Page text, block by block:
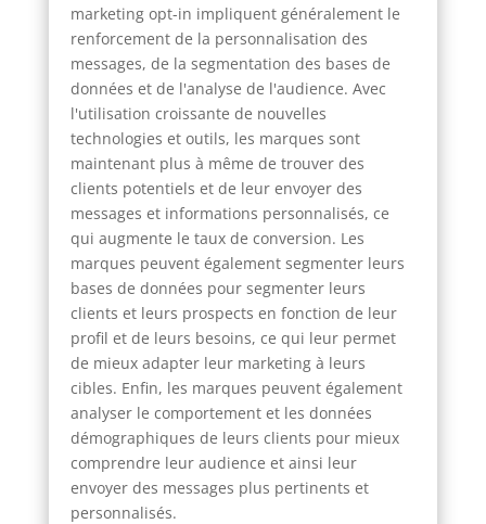
marketing opt-in impliquent généralement le
renforcement de la personnalisation des
messages, de la segmentation des bases de
données et de l'analyse de l'audience. Avec
l'utilisation croissante de nouvelles
technologies et outils, les marques sont
maintenant plus à même de trouver des
clients potentiels et de leur envoyer des
messages et informations personnalisés, ce
qui augmente le taux de conversion. Les
marques peuvent également segmenter leurs
bases de données pour segmenter leurs
clients et leurs prospects en fonction de leur
profil et de leurs besoins, ce qui leur permet
de mieux adapter leur marketing à leurs
cibles. Enfin, les marques peuvent également
analyser le comportement et les données
démographiques de leurs clients pour mieux
comprendre leur audience et ainsi leur
envoyer des messages plus pertinents et
personnalisés.